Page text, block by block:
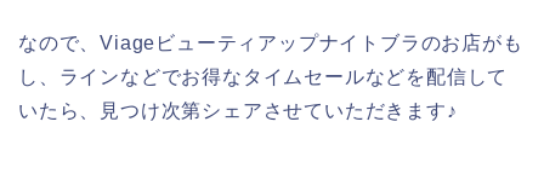
なので、Viageビューティアップナイトブラのお店がも
し、ラインなどでお得なタイムセールなどを配信して
いたら、見つけ次第シェアさせていただきます♪